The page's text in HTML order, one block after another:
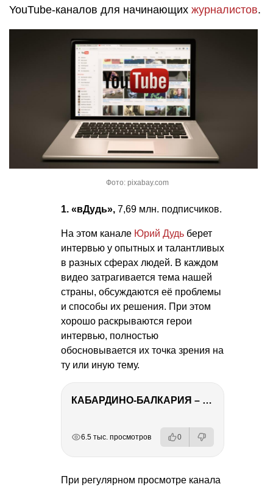
YouTube-каналов для начинающих журналистов.
Фото: pixabay.com
1. «вДудь», 7,69 млн. подписчиков.
На этом канале Юрий Дудь берет
интервью у опытных и талантливых
в разных сферах людей. В каждом
видео затрагивается тема нашей
страны, обсуждаются её проблемы
и способы их решения. При этом
хорошо раскрываются герои
интервью, полностью
обосновывается их точка зрения на
ту или иную тему.
КАБАРДИНО-БАЛКАРИЯ – ПУТЕШЕСТВИЕ НА КАВКАЗ часть 3
6.5 тыс. просмотров 0
При регулярном просмотре канала